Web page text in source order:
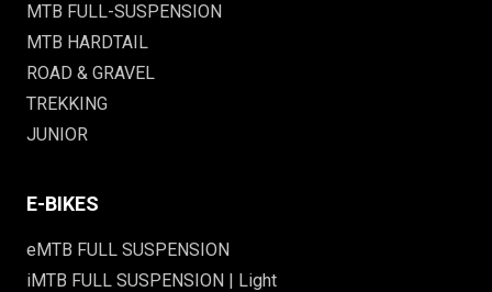
MTB FULL-SUSPENSION
MTB HARDTAIL
ROAD & GRAVEL
TREKKING
JUNIOR
E-BIKES
eMTB FULL SUSPENSION
iMTB FULL SUSPENSION | Light